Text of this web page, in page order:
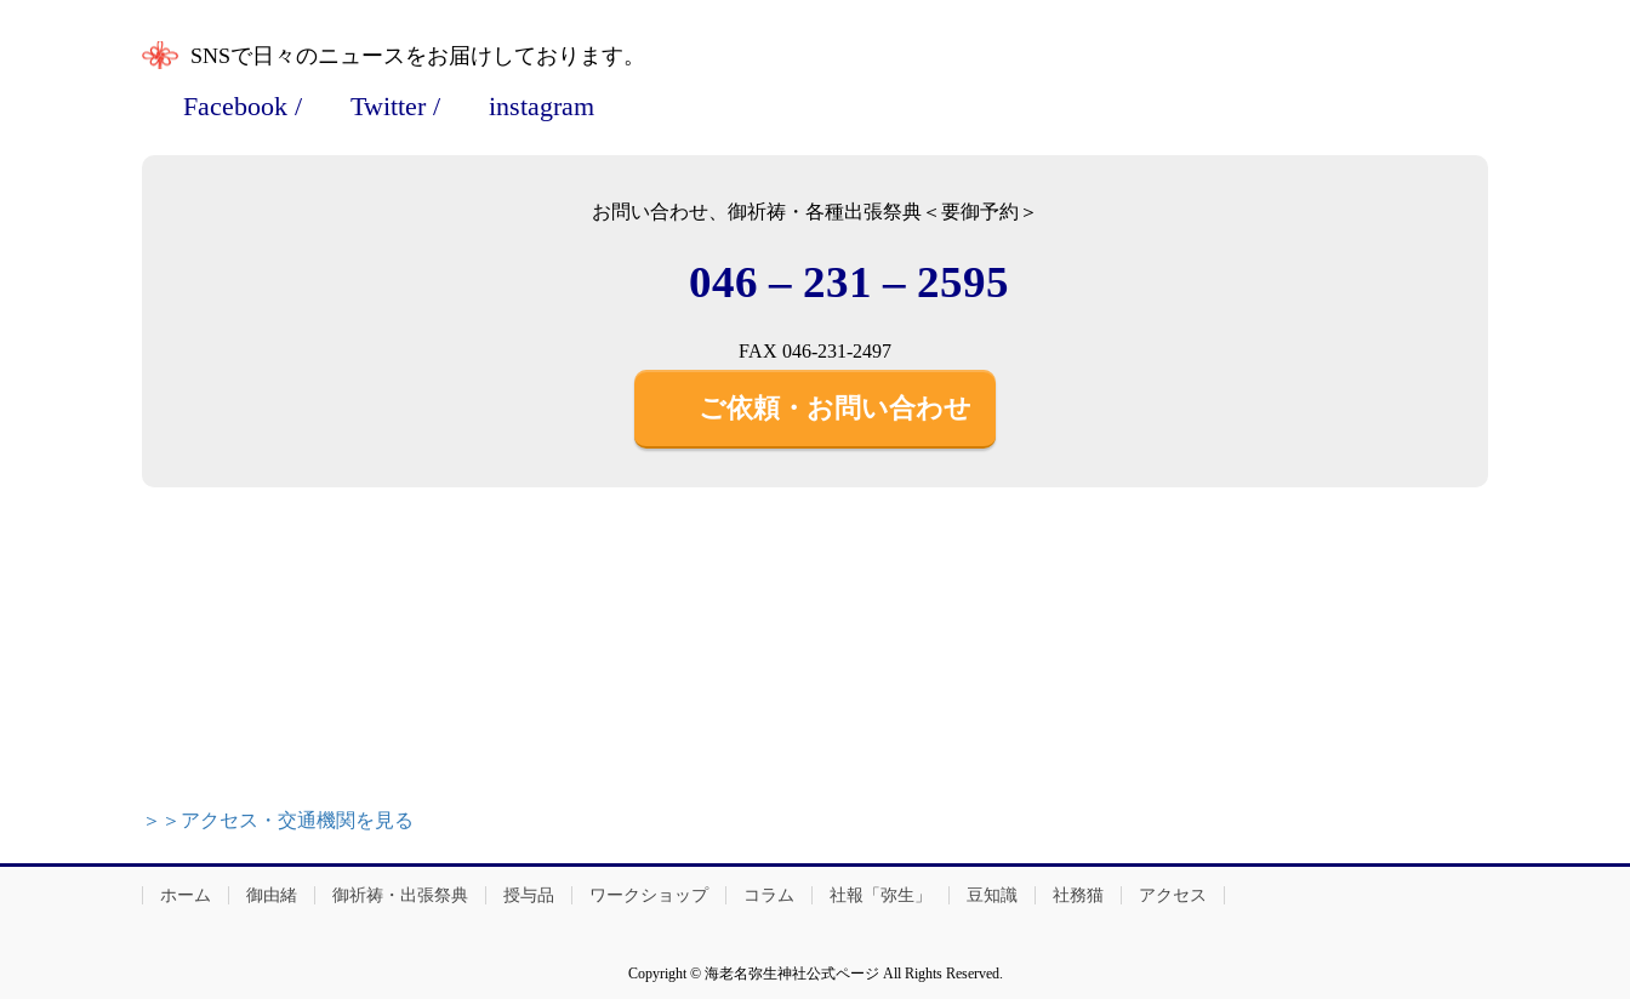
SNSで日々のニュースをお届けしております。
Facebook / Twitter/ instagram
お問い合わせ、御祈祷・各種出張祭典＜要御予約＞
046 – 231 – 2595
FAX 046-231-2497
ご依頼・お問い合わせ
＞＞アクセス・交通機関を見る
ホーム 御由緒 御祈祷・出張祭典 授与品 ワークショップ コラム 社報「弥生」 豆知識 社務猫 アクセス
Copyright © 海老名弥生神社公式ページ All Rights Reserved.